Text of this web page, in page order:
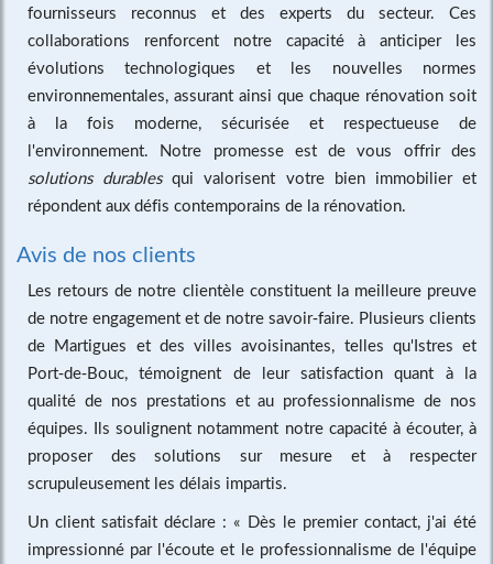
fournisseurs reconnus et des experts du secteur. Ces
collaborations renforcent notre capacité à anticiper les
évolutions technologiques et les nouvelles normes
environnementales, assurant ainsi que chaque rénovation soit
à la fois moderne, sécurisée et respectueuse de
l'environnement. Notre promesse est de vous offrir des
solutions durablesqui valorisent votre bien immobilier et
répondent aux défis contemporains de la rénovation.
Avis de nos clients
Les retours de notre clientèle constituent la meilleure preuve
de notre engagement et de notre savoir-faire. Plusieurs clients
de Martigues et des villes avoisinantes, telles qu'Istres et
Port-de-Bouc, témoignent de leur satisfaction quant à la
qualité de nos prestations et au professionnalisme de nos
équipes. Ils soulignent notamment notre capacité à écouter, à
proposer des solutions sur mesure et à respecter
scrupuleusement les délais impartis.
Un client satisfait déclare : « Dès le premier contact, j'ai été
impressionné par l'écoute et le professionnalisme de l'équipe